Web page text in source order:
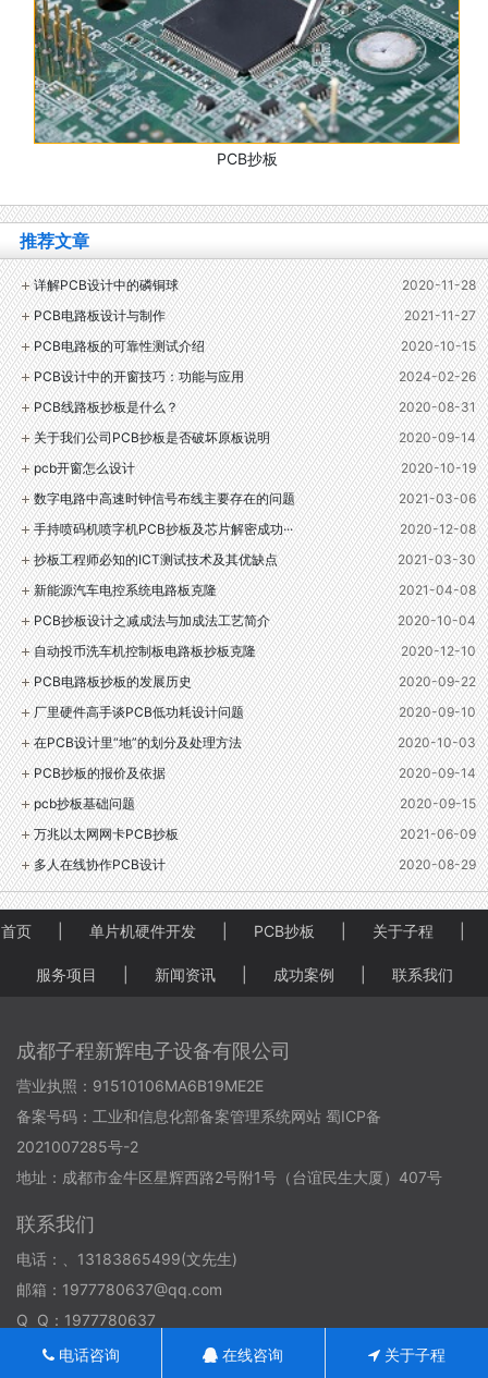
PCB抄板
推荐文章
详解PCB设计中的磷铜球
2020-11-28
PCB电路板设计与制作
2021-11-27
PCB电路板的可靠性测试介绍
2020-10-15
PCB设计中的开窗技巧：功能与应用
2024-02-26
PCB线路板抄板是什么？
2020-08-31
关于我们公司PCB抄板是否破坏原板说明
2020-09-14
pcb开窗怎么设计
2020-10-19
数字电路中高速时钟信号布线主要存在的问题
2021-03-06
手持喷码机喷字机PCB抄板及芯片解密成功···
2020-12-08
抄板工程师必知的ICT测试技术及其优缺点
2021-03-30
新能源汽车电控系统电路板克隆
2021-04-08
PCB抄板设计之减成法与加成法工艺简介
2020-10-04
自动投币洗车机控制板电路板抄板克隆
2020-12-10
PCB电路板抄板的发展历史
2020-09-22
厂里硬件高手谈PCB低功耗设计问题
2020-09-10
在PCB设计里“地”的划分及处理方法
2020-10-03
PCB抄板的报价及依据
2020-09-14
pcb抄板基础问题
2020-09-15
万兆以太网网卡PCB抄板
2021-06-09
多人在线协作PCB设计
2020-08-29
首页 单片机硬件开发 PCB抄板 关于子程
服务项目 新闻资讯 成功案例 联系我们
成都子程新辉电子设备有限公司
营业执照：91510106MA6B19ME2E
备案号码： 工业和信息化部备案管理系统网站 蜀ICP备
2021007285号-2
地址：成都市金牛区星辉西路2号附1号（台谊民生大厦）407号
联系我们
电话：、13183865499(文先生)
邮箱：1977780637@qq.com
Q Q：1977780637
电话咨询
在线咨询 关于子程